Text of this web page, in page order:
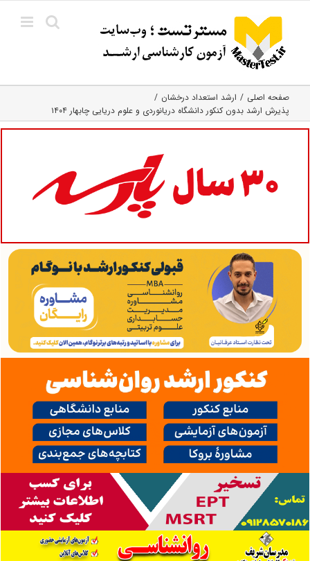
content
صفحه اصلی
ارشد استعداد درخشان
پذیرش ارشد بدون کنکور دانشگاه دریانوردی و علوم دریایی چابهار ۱۴۰۴